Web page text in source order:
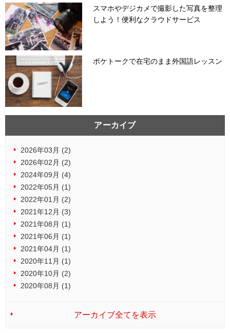
スマホやデジカメで撮影した写真を整理
しよう！便利なクラウドサービス
ポケトークで在宅のまま外国語レッスン
アーカイブ
2026年03月 (2)
2026年02月 (2)
2024年09月 (4)
2022年05月 (1)
2022年01月 (2)
2021年12月 (3)
2021年08月 (1)
2021年06月 (1)
2021年04月 (1)
2020年11月 (1)
2020年10月 (2)
2020年08月 (1)
アーカイブ全てを表示